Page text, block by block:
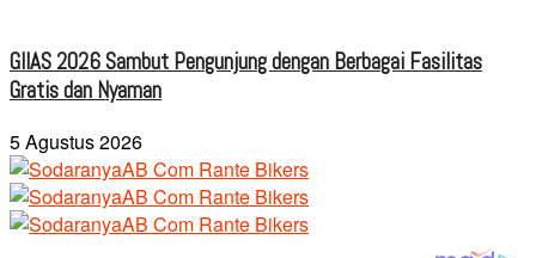
GIIAS 2026 Sambut Pengunjung dengan Berbagai Fasilitas
Gratis dan Nyaman
5 Agustus 2026